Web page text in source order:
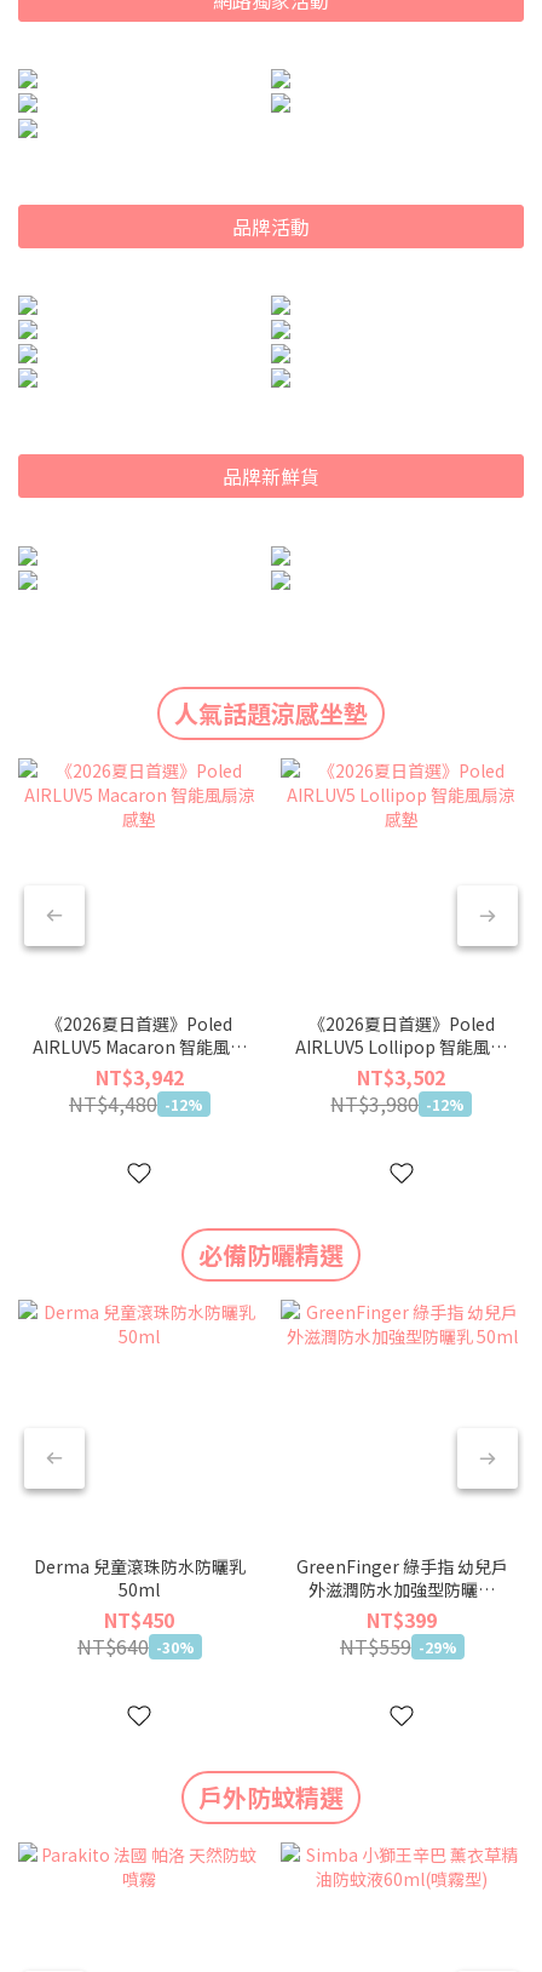
品牌活動
品牌新鮮貨
人氣話題涼感坐墊
《2026夏日首選》Poled
AIRLUV5 Macaron 智能風扇
涼感墊
NT$3,942
NT$4,480 -12%
《2026夏日首選》Poled
AIRLUV5 Lollipop 智能風扇
涼感墊
NT$3,502
NT$3,980 -12%
必備防曬精選
Derma 兒童滾珠防水防曬乳
50ml
NT$450
NT$640 -30%
GreenFinger 綠手指 幼兒戶
外滋潤防水加強型防曬乳
50ml
NT$399
NT$559 -29%
戶外防蚊精選